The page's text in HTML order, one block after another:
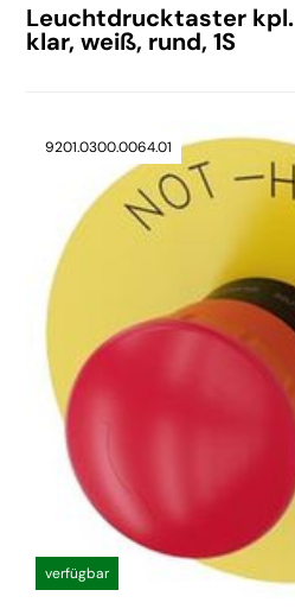
Leuchtdrucktaster kpl.
klar, weiß, rund, 1S
9201.0300.0064.01
verfügbar